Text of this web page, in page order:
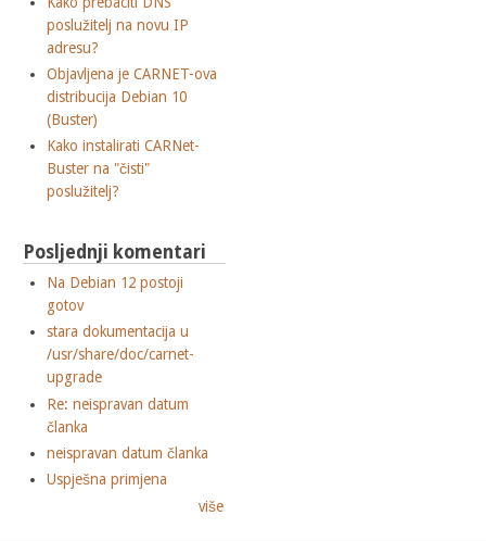
poslužitelj na novu IP
adresu?
Objavljena je CARNET-ova
distribucija Debian 10
(Buster)
Kako instalirati CARNet-
Buster na "čisti"
poslužitelj?
Posljednji komentari
Na Debian 12 postoji
gotov
stara dokumentacija u
/usr/share/doc/carnet-
upgrade
Re: neispravan datum
članka
neispravan datum članka
Uspješna primjena
više